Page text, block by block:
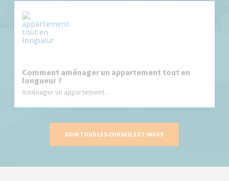
Comment aménager un appartement tout en
longueur ?
Aménager un appartement...
VOIR TOUS LES CONSEILS ET INFOS